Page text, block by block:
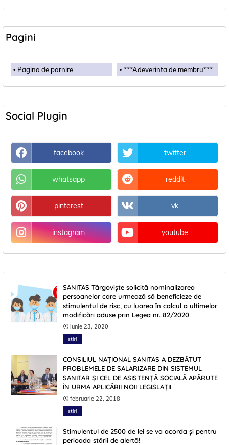
Pagini
Pagina de pornire ***Adeverinta de membru***
Social Plugin
facebook twitter
whatsapp reddit
pinterest vk
instagram youtube
SANITAS Târgoviște solicită nominalizarea
persoanelor care urmează să beneficieze de
stimulentul de risc, cu luarea în calcul a ultimelor
modificări aduse prin Legea nr. 82/2020
iunie 23, 2020
stiri
CONSILIUL NAȚIONAL SANITAS A DEZBĂTUT
PROBLEMELE DE SALARIZARE DIN SISTEMUL
SANITAR ŞI CEL DE ASISTENŢĂ SOCIALĂ APĂRUTE
ÎN URMA APLICĂRII NOII LEGISLAŢII
februarie 22, 2018
stiri
Stimulentul de 2500 de lei se va acorda și pentru
perioada stării de alertă!